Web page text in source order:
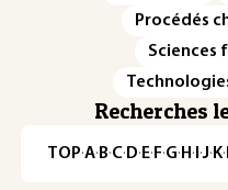
Procédés
Sciences
Recherches
TOP·A·B·C· D· E· F·G· H · ·J· K·